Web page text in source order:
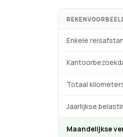
Enkele
Totaal
Jaarlijkse
Maandelijkse